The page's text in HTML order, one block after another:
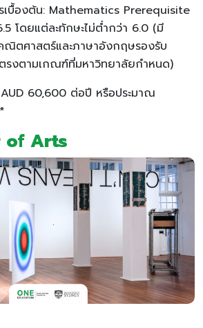
เบื้องต้น: Mathematics Prerequisite
โดยแต่ละทักษะไม่ต่ำกว่า 6.0 (มี
ตศาสตร์และภาษาอังกฤษรองรับ
งตามเกณฑ์ที่มหาวิทยาลัยกำหนด)
60,600 ต่อปี หรือประมาณ
of Arts